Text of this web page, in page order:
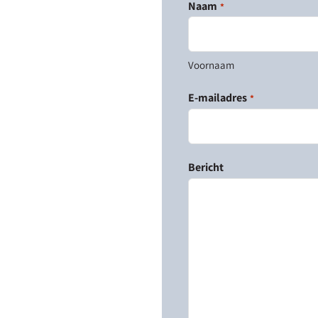
Naam *
Voornaam
E-mailadres *
Bericht